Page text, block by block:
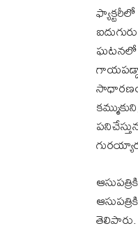
ఘటనలో
తెలిపారు.